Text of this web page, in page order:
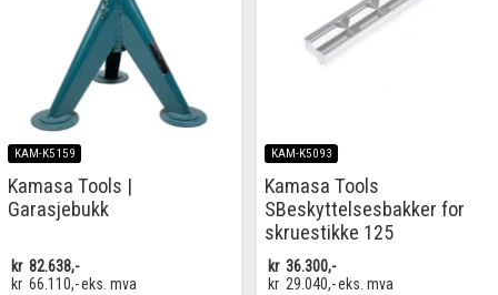
KAM-K5159
Kamasa Tools |
Garasjebukk
kr 82.638,-
kr 66.110,-eks. mva
KAM-K5093
Kamasa Tools
SBeskyttelsesbakker for
skruestikke 125
kr 36.300,-
kr 29.040,-eks. mva